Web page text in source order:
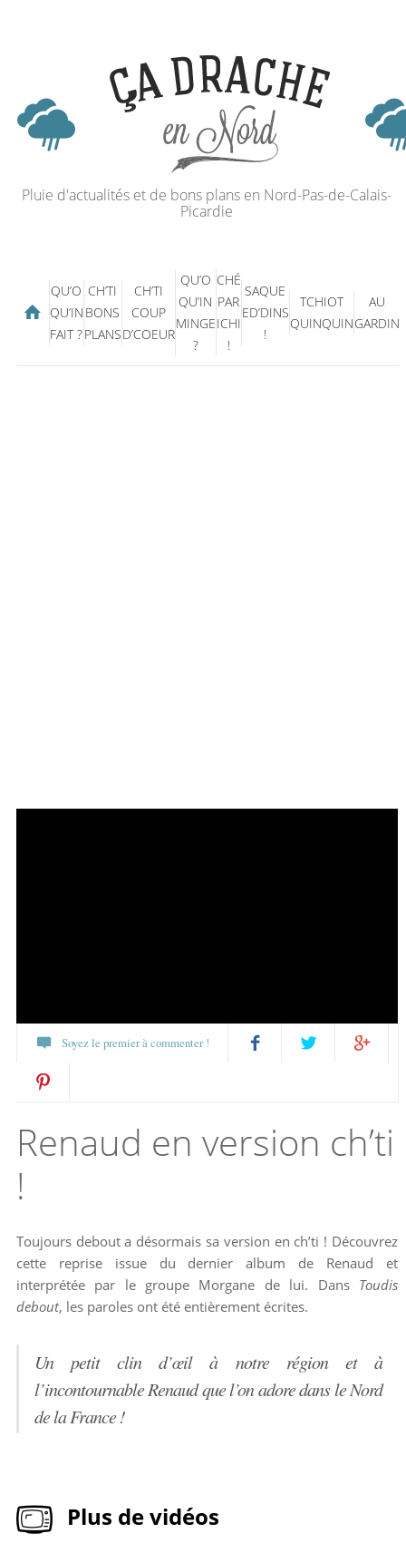
Pluie d'actualités et de bons plans en Nord-Pas-de-Calais-
Picardie
QU’O
QU’IN
FAIT ?
CH’TI
BONS
PLANS
CH’TI
COUP
D’COEUR
QU’O
QU’IN
MINGE
?
CHÉ
PAR
ICHI
!
SAQUE
ED’DINS
!
TCHIOT
QUINQUIN
AU
GARDIN
Soyez le premier à commenter !
Facebook Google+
it
Renaud en version ch’ti
!
Toujours debout a désormais sa version en ch’ti ! Découvrez
cette reprise issue du dernier album de Renaud et
interprétée par le groupe Morgane de lui. Dans Toudis
debout, les paroles ont été entièrement écrites.
Un petit clin d’œil à notre région et à
l’incontournable Renaud que l’on adore dans le Nord
de la France !
Plus de vidéos